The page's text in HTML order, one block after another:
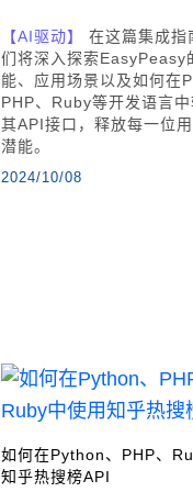
【AI驱动】
在这篇集成指
们将深入探索EasyPeasy
能、应用场景以及如何在
PHP、Ruby等开发语言
其API接口，释放每一位
潜能。
2024/10/08
如何在Python、PHP、
知乎热搜榜API